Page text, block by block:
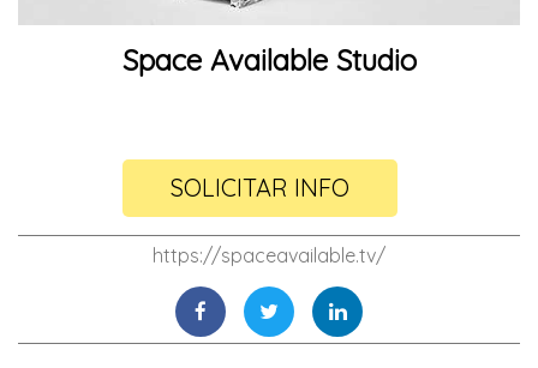
Space Available Studio
SOLICITAR INFO
https://spaceavailable.tv/